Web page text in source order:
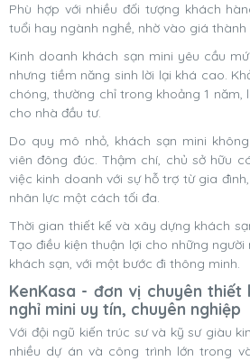
Phù hợp với nhiều đối tượng khách
tuổi hay ngành nghề, nhờ vào giá thành
Kinh doanh khách sạn mini yêu cầu
nhưng tiềm năng sinh lời lại khá cao.
chóng, thường chỉ trong khoảng 1 năm,
cho nhà đầu tư.
Do quy mô nhỏ, khách sạn mini
viên đông đúc. Thậm chí, chủ sở hữu
việc kinh doanh với sự hỗ trợ từ gia
nhân lực một cách tối đa.
Thời gian thiết kế và xây dựng khách
Tạo điều kiện thuận lợi cho những
khách sạn, với một bước đi thông minh.
KenKasa - đơn vị chuyên thiết
nghỉ mini uy tín, chuyên nghiệp
Với đội ngũ kiến trúc sư và kỹ sư giàu
nhiều dự án và công trình lớn trong